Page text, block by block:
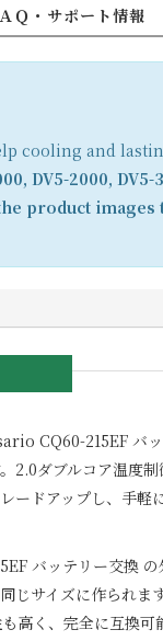
Ｑ・サポート情報
cooling and
DV5-2000, DV5-
product
CQ60-215EF バ
2.0ダブルコア温度
ードアップし、手軽
バッテリー交換
じサイズに作られま
高く、完全に互換可